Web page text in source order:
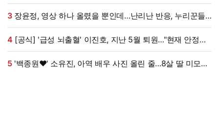
N회차"
3장윤정, 영상 하나 올렸을 뿐인데…난리난 반응, 누리꾼들
"더 예뻐졌네요" 술렁 [★해시태그]
4
취하는 중"
5'백종원♥' 소유진, 아역 배우 사진 올린 줄…8살 딸 미모